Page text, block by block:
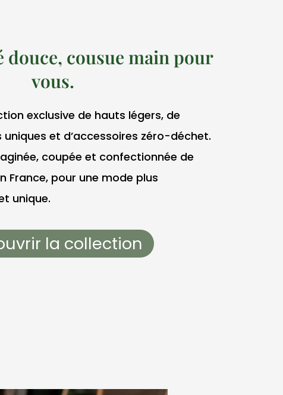
douce, cousue main pour
vous.
exclusive de hauts légers, de
et d’accessoires zéro-déchet.
coupée et confectionnée de
France, pour une mode plus
unique.
la collection